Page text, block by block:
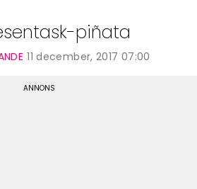
piñata
11 december, 2017 07:00